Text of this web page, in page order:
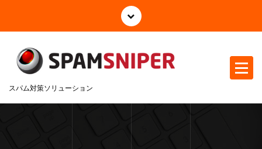
テ
キ
スパム対策ソリューション